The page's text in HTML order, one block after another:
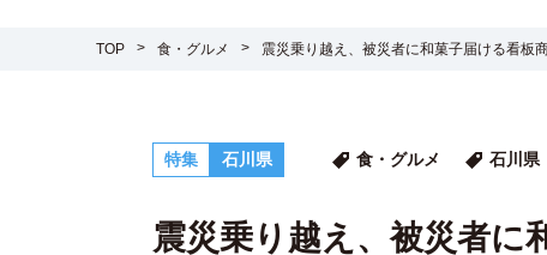
TOP 食・グルメ 震災乗り越え、被災者に和菓子届ける看板
特集 石川県 食・グルメ 石川県
震災乗り越え、被災者に